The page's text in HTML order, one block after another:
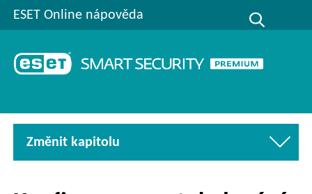
ESET Online nápověda
Změnit kapitolu